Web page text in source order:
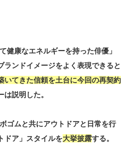
健康なエネルギーを持った俳優」
ランドイメージをよく表現できると
いてきた信頼を土台に今回の再契約
説明した。
ゴムと共にアウトドアと日常を行
ドア」スタイルを大挙披露する。